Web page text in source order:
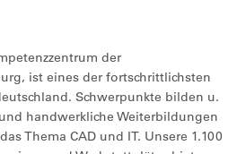
der
ist eines der fortschrittlichsten
Schwerpunkte bilden u.
handwerkliche Weiterbildungen
Thema CAD und IT. Unsere 1.100